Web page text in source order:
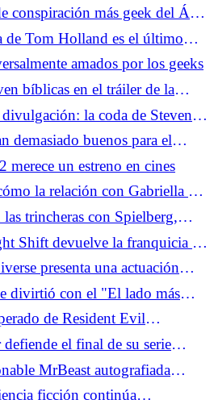
imposible
conspiración más geek del Área
de Tom Holland es el último
Z para salvar el cine
amados por los geeks
bíblicas en el tráiler de la
Bear
la coda de Steven
vida de películas de
demasiado buenos para el
un estreno en cines
la relación con Gabriella es
Lestat
trincheras con Spielberg,
llevaron al Día de la
Shift devuelve la franquicia a
natural
presenta una actuación
Jared Leto
divirtió con el "El lado más
en El vampiro Lestat
de Resident Evil
el final de su serie
MrBeast autografiada
de Topps
ficción continúa